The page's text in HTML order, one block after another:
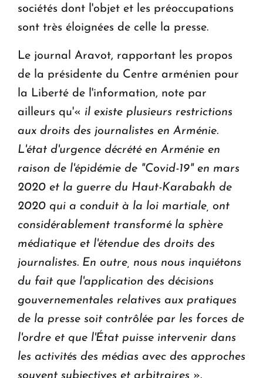
sociétés dont l'objet et les préoccupations
sont très éloignées de celle la presse.
Le journal Aravot, rapportant les propos
de la présidente du Centre arménien pour
la Liberté de l'information, note par
ailleurs qu'« il existe plusieurs restrictions
aux droits des journalistes en Arménie.
L'état d'urgence décrété en Arménie en
raison de l'épidémie de "Covid-19" en mars
2020 et la guerre du Haut-Karabakh de
2020 qui a conduit à la loi martiale, ont
considérablement transformé la sphère
médiatique et l'étendue des droits des
journalistes. En outre, nous nous inquiétons
du fait que l'application des décisions
gouvernementales relatives aux pratiques
de la presse soit contrôlée par les forces de
l'ordre et que l'État puisse intervenir dans
les activités des médias avec des approches
souvent subjectives et arbitraires ».